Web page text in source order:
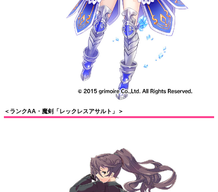
＜ランクAA・魔剣「レックレスアサルト」＞